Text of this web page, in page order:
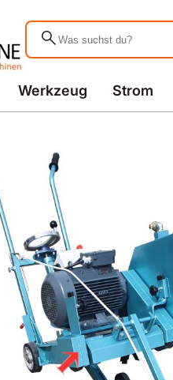
search
Werkzeug Strom